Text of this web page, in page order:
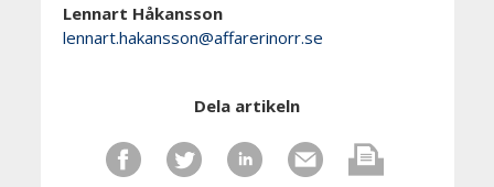
Lennart Håkansson
lennart.hakansson@affarerinorr.se
Dela artikeln